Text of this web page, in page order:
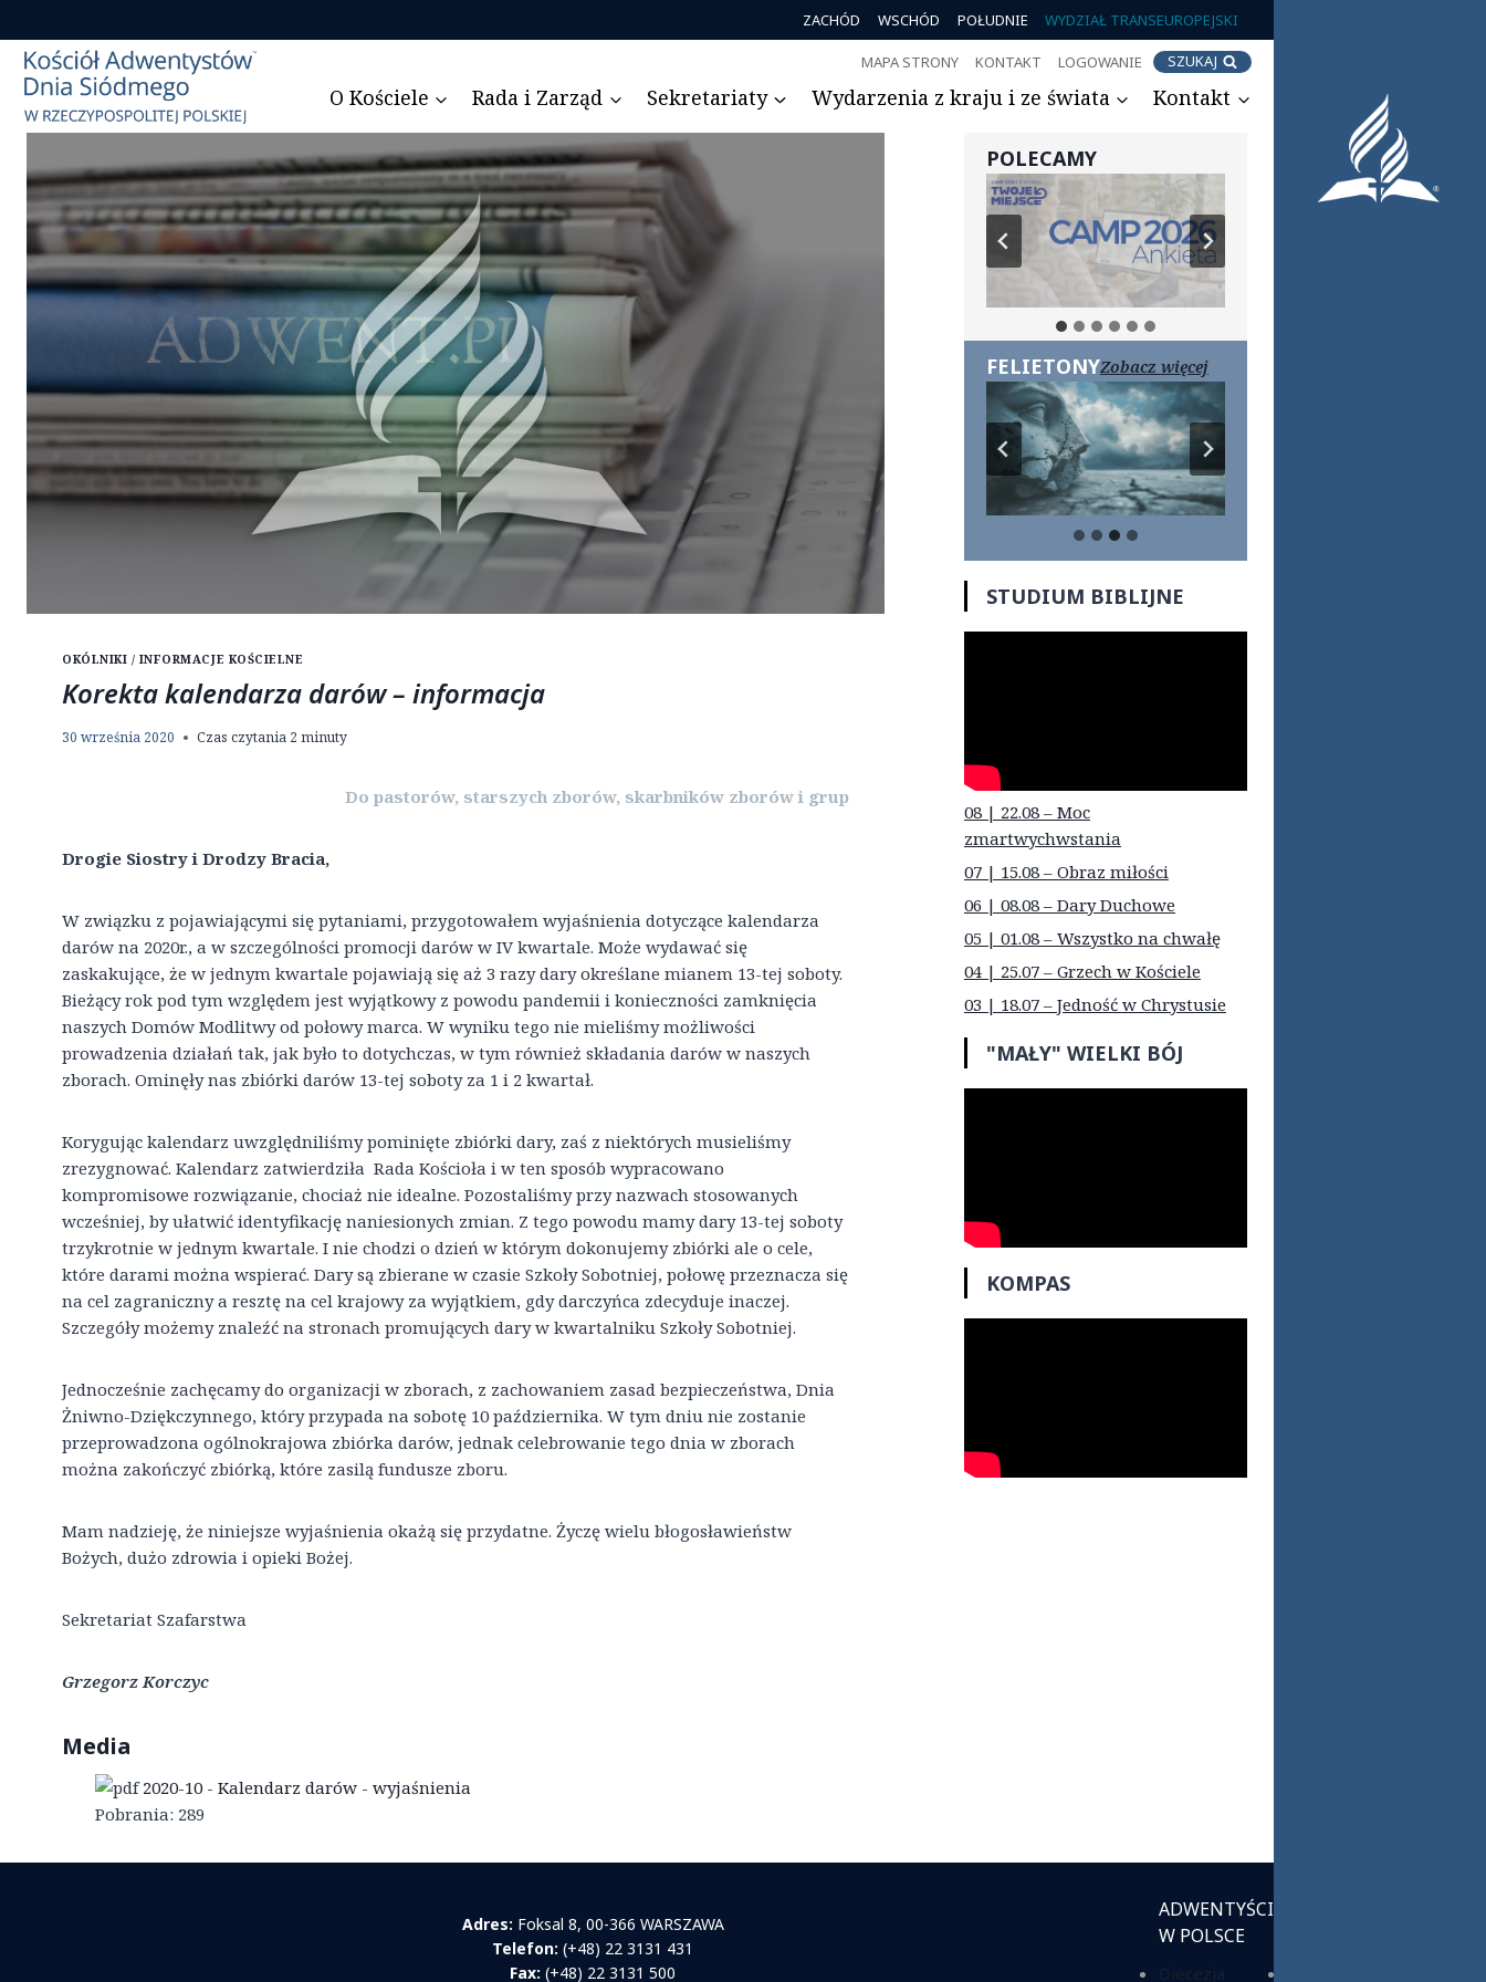
do
treści
ZACHÓD WSCHÓD POŁUDNIE WYDZIAŁ TRANSEUROPEJSKI
MAPA STRONY KONTAKT LOGOWANIE SZUKAJ
O Kościele Rada i Zarząd Sekretariaty Wydarzenia z kraju i ze świata Kontakt
OKÓLNIKI / INFORMACJE KOŚCIELNE
Korekta kalendarza darów – informacja
30 września 2020 Czas czytania 2 minuty
Do pastorów, starszych zborów, skarbników zborów i grup
Drogie Siostry i Drodzy Bracia,
W związku z pojawiającymi się pytaniami, przygotowałem wyjaśnienia dotyczące kalendarza
darów na 2020r., a w szczególności promocji darów w IV kwartale. Może wydawać się
zaskakujące, że w jednym kwartale pojawiają się aż 3 razy dary określane mianem 13-tej soboty.
Bieżący rok pod tym względem jest wyjątkowy z powodu pandemii i konieczności zamknięcia
naszych Domów Modlitwy od połowy marca. W wyniku tego nie mieliśmy możliwości
prowadzenia działań tak, jak było to dotychczas, w tym również składania darów w naszych
zborach. Ominęły nas zbiórki darów 13-tej soboty za 1 i 2 kwartał.
Korygując kalendarz uwzględniliśmy pominięte zbiórki dary, zaś z niektórych musieliśmy
zrezygnować. Kalendarz zatwierdziła Rada Kościoła i w ten sposób wypracowano
kompromisowe rozwiązanie, chociaż nie idealne. Pozostaliśmy przy nazwach stosowanych
wcześniej, by ułatwić identyfikację naniesionych zmian. Z tego powodu mamy dary 13-tej soboty
trzykrotnie w jednym kwartale. I nie chodzi o dzień w którym dokonujemy zbiórki ale o cele,
które darami można wspierać. Dary są zbierane w czasie Szkoły Sobotniej, połowę przeznacza się
na cel zagraniczny a resztę na cel krajowy za wyjątkiem, gdy darczyńca zdecyduje inaczej.
Szczegóły możemy znaleźć na stronach promujących dary w kwartalniku Szkoły Sobotniej.
Jednocześnie zachęcamy do organizacji w zborach, z zachowaniem zasad bezpieczeństwa, Dnia
Żniwno-Dziękczynnego, który przypada na sobotę 10 października. W tym dniu nie zostanie
przeprowadzona ogólnokrajowa zbiórka darów, jednak celebrowanie tego dnia w zborach
można zakończyć zbiórką, które zasilą fundusze zboru.
Mam nadzieję, że niniejsze wyjaśnienia okażą się przydatne. Życzę wielu błogosławieństw
Bożych, dużo zdrowia i opieki Bożej.
Sekretariat Szafarstwa
Grzegorz Korczyc
Media
2020-10 - Kalendarz darów - wyjaśnienia
Pobrania: 289
POLECAMY
FELIETONYZobacz więcej
STUDIUM BIBLIJNE
08 | 22.08 – Moc
zmartwychwstania
07 | 15.08 – Obraz miłości
06 | 08.08 – Dary Duchowe
05 | 01.08 – Wszystko na chwałę
04 | 25.07 – Grzech w Kościele
03 | 18.07 – Jedność w Chrystusie
"MAŁY" WIELKI BÓJ
KOMPAS
Adres: Foksal 8, 00-366 WARSZAWA
Telefon: (+48) 22 3131 431
Fax: (+48) 22 3131 500
ADWENTYŚCI
W POLSCE